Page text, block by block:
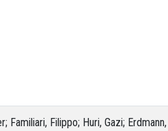
Filippo; Huri, Gazi;